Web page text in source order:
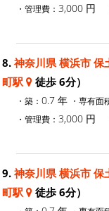
・管理費： 3,000 円
8. 神奈川県 横浜市 保
町駅
徒歩 6分）
・築： 0.7 年 ・専有面
・管理費： 3,000 円
9. 神奈川県 横浜市 保
町駅
徒歩 6分）